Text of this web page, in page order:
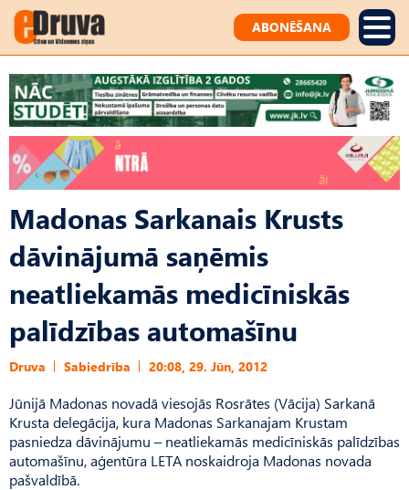
ABONĒŠANA
Madonas Sarkanais Krusts
dāvinājumā saņēmis
neatliekamās medicīniskās
palīdzības automašīnu
Druva Sabiedrība 20:08, 29. Jūn, 2012
Jūnijā Madonas novadā viesojās Rosrātes (Vācija) Sarkanā
Krusta delegācija, kura Madonas Sarkanajam Krustam
pasniedza dāvinājumu – neatliekamās medicīniskās palīdzības
automašīnu, aģentūra LETA noskaidroja Madonas novada
pašvaldībā.